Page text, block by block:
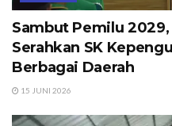
Sambut Pemilu
Serahkan SK
Berbagai Daerah
15 JUNI 2026